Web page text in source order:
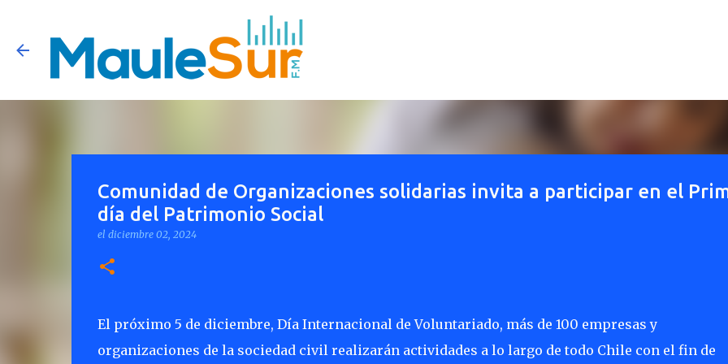
Comunidad de Organizaciones solidarias invita a participar en el
día del Patrimonio Social
el diciembre 02, 2024
El próximo 5 de diciembre, Día Internacional de Voluntariado, más de 100 empresas y
organizaciones de la sociedad civil realizarán actividades a lo largo de todo Chile con el fin de